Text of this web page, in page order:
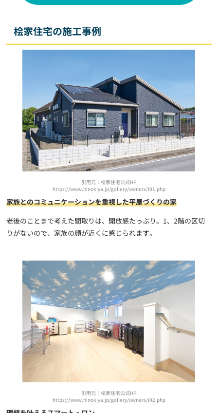
桧家住宅の施工事例
引用元：桧家住宅公式HP
https://www.hinokiya.jp/gallery/owners/i01.php
家族とのコミュニケーションを重視した平屋づくりの家
老後のことまで考えた間取りは、開放感たっぷり。1、2階の区切
りがないので、家族の顔が近くに感じられます。
引用元：桧家住宅公式HP
https://www.hinokiya.jp/gallery/owners/i02.php